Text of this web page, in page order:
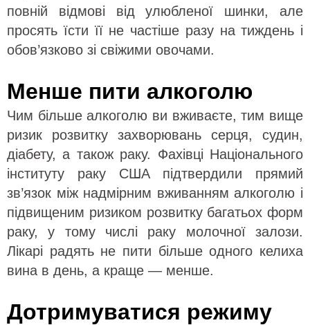
повній відмові від улюбленої шинки, але
просять їсти її не частіше разу на тиждень і
обов’язково зі свіжими овочами.
Менше пити алкоголю
Чим більше алкоголю ви вживаєте, тим вище
ризик розвитку захворювань серця, судин,
діабету, а також раку. Фахівці Національного
інституту раку США підтвердили прямий
зв’язок між надмірним вживанням алкоголю і
підвищеним ризиком розвитку багатьох форм
раку, у тому числі раку молочної залози.
Лікарі радять не пити більше одного келиха
вина в день, а краще — менше.
Дотримуватися режиму